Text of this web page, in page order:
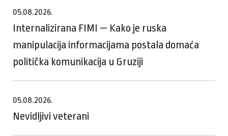
05.08.2026.
Internalizirana FIMI — Kako je ruska
manipulacija informacijama postala domaća
politička komunikacija u Gruziji
05.08.2026.
Nevidljivi veterani